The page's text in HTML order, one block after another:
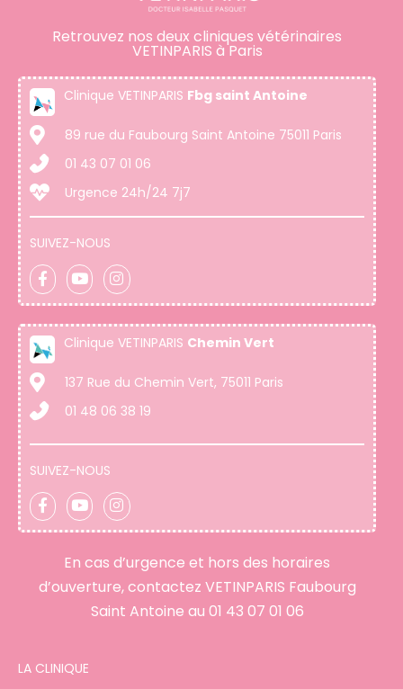
Retrouvez nos deux cliniques vétérinaires
VETINPARIS à Paris
Clinique VETINPARIS Fbg saint Antoine
89 rue du Faubourg Saint Antoine 75011 Paris
01 43 07 01 06
Urgence 24h/24 7j7
SUIVEZ-NOUS
Clinique VETINPARIS Chemin Vert
137 Rue du Chemin Vert, 75011 Paris
01 48 06 38 19
SUIVEZ-NOUS
En cas d’urgence et hors des horaires
d’ouverture, contactez VETINPARIS Faubourg
Saint Antoine au 01 43 07 01 06
LA CLINIQUE